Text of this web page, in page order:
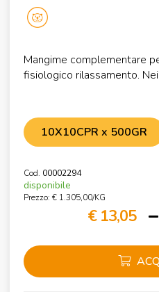
Mangime complementare
fisiologico rilassamento.
10X10CPR x 500GR
Cod. 00002294
disponibile
Prezzo: € 1.305,00/KG
€ 13,05